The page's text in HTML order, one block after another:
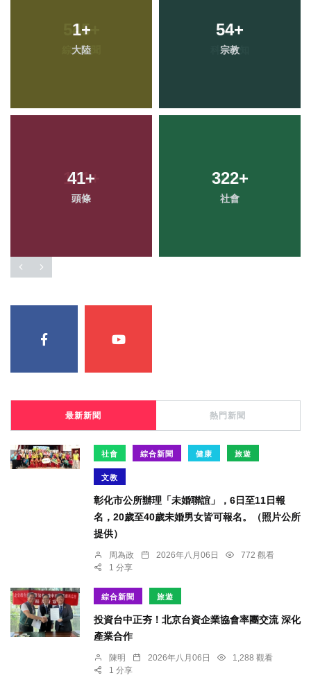
1+
大陸
54+
宗教
41+
頭條
322+
社會
最新新聞 熱門新聞
社會 綜合新聞 健康 旅遊
文教
彰化市公所辦理「未婚聯誼」，6日至11日報
名，20歲至40歲未婚男女皆可報名。（照片公所
提供）
周為政 2026年八月06日
772 觀看
1 分享
綜合新聞 旅遊
投資台中正夯！北京台資企業協會率團交流 深化
產業合作
陳明 2026年八月06日
1,288 觀看
1 分享